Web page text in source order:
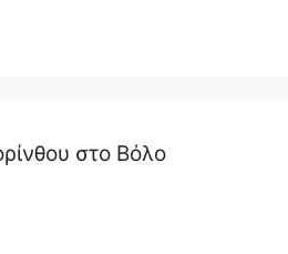
στο Βόλο